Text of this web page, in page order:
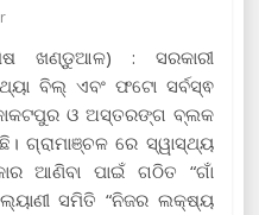
ଖଣ୍ଡୁଆଳ) : ସରକାରୀ
ବିଲ୍ ଏବଂ ଫଟୋ ସର୍ବସ୍ଵ
ଓ ଅସ୍ତରଙ୍ଗ ବ୍ଲକ
ଗ୍ରାମାଞ୍ଚଳ ରେ ସ୍ୱାସ୍ଥ୍ୟ
ଆଣିବା ପାଇଁ ଗଠିତ “ଗାଁ
ସମିତି “ନିଜର ଲକ୍ଷ୍ୟ